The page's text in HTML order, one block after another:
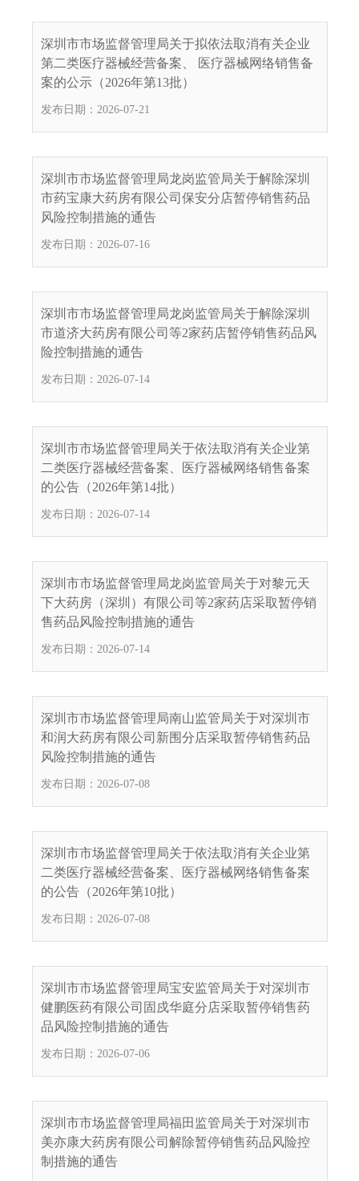
深圳市市场监督管理局关于拟依法取消有关企业
第二类医疗器械经营备案、 医疗器械网络销售备
案的公示（2026年第13批）
发布日期：2026-07-21
深圳市市场监督管理局龙岗监管局关于解除深圳
市药宝康大药房有限公司保安分店暂停销售药品
风险控制措施的通告
发布日期：2026-07-16
深圳市市场监督管理局龙岗监管局关于解除深圳
市道济大药房有限公司等2家药店暂停销售药品风
险控制措施的通告
发布日期：2026-07-14
深圳市市场监督管理局关于依法取消有关企业第
二类医疗器械经营备案、医疗器械网络销售备案
的公告（2026年第14批）
发布日期：2026-07-14
深圳市市场监督管理局龙岗监管局关于对黎元天
下大药房（深圳）有限公司等2家药店采取暂停销
售药品风险控制措施的通告
发布日期：2026-07-14
深圳市市场监督管理局南山监管局关于对深圳市
和润大药房有限公司新围分店采取暂停销售药品
风险控制措施的通告
发布日期：2026-07-08
深圳市市场监督管理局关于依法取消有关企业第
二类医疗器械经营备案、医疗器械网络销售备案
的公告（2026年第10批）
发布日期：2026-07-08
深圳市市场监督管理局宝安监管局关于对深圳市
健鹏医药有限公司固戍华庭分店采取暂停销售药
品风险控制措施的通告
发布日期：2026-07-06
深圳市市场监督管理局福田监管局关于对深圳市
美亦康大药房有限公司解除暂停销售药品风险控
制措施的通告